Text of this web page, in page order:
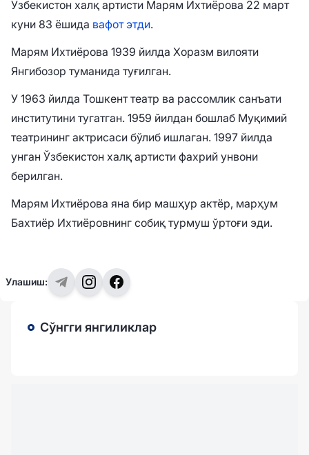
Ўзбекистон халқ артисти Марям Ихтиёрова 22 март
куни 83 ёшида вафот этди.
Марям Ихтиёрова 1939 йилда Хоразм вилояти
Янгибозор туманида туғилган.
У 1963 йилда Тошкент театр ва рассомлик санъати
институтини тугатган. 1959 йилдан бошлаб Муқимий
театрининг актрисаси бўлиб ишлаган. 1997 йилда
унган Ўзбекистон халқ артисти фахрий унвони
берилган.
Марям Ихтиёрова яна бир машҳур актёр, марҳум
Бахтиёр Ихтиёровнинг собиқ турмуш ўртоғи эди.
Улашиш:
Сўнгги янгиликлар